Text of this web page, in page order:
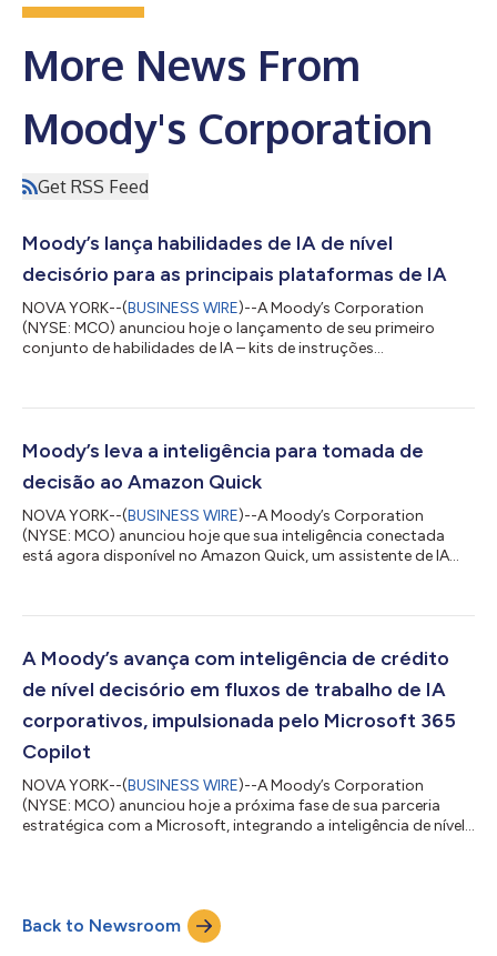
More News From
Moody's Corporation
Get RSS Feed
Moody’s lança habilidades de IA de nível
decisório para as principais plataformas de IA
NOVA YORK--(BUSINESS WIRE)--A Moody’s Corporation
(NYSE: MCO) anunciou hoje o lançamento de seu primeiro
conjunto de habilidades de IA – kits de instruções
agentes de IA à sua inteligência de nível decisório. Disponíveis
365 Copilot Cowork, as habilidades da Moody’s permitem que
os clientes executem fluxos de trabalho analíti...
Moody’s leva a inteligência para tomada de
decisão ao Amazon Quick
NOVA YORK--(BUSINESS WIRE)--A Moody’s Corporation
(NYSE: MCO) anunciou hoje que sua inteligência conectada
está agora disponível no Amazon Quick, um assistente de IA
Protocol). A integração dá aos clientes que operam no Amazon
Moody's Ratings, bem como dados curados da Moody's sobre
mais de 600 milhões de entidades públicas...
A Moody’s avança com inteligência de crédito
de nível decisório em fluxos de trabalho de IA
corporativos, impulsionada pelo Microsoft 365
Copilot
NOVA YORK--(BUSINESS WIRE)--A Moody’s Corporation
(NYSE: MCO) anunciou hoje a próxima fase de sua parceria
estratégica com a Microsoft, integrando a inteligência de nível
da inteligência de nível decisório da Moody’s nos ambientes
corporativos onde seus clientes trabalham diariamente. “Há
mais de 115 anos, a Moody’s serv...
Back to Newsroom